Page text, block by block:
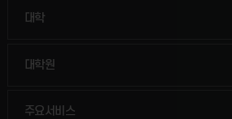
대학
인문융합공공인재학부
법경영학부
대학원
일반대학원
산업대학원
주요서비스
입학안내